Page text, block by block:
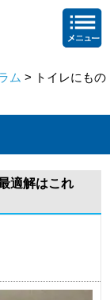
ム > トイレにもの
適解はこれ